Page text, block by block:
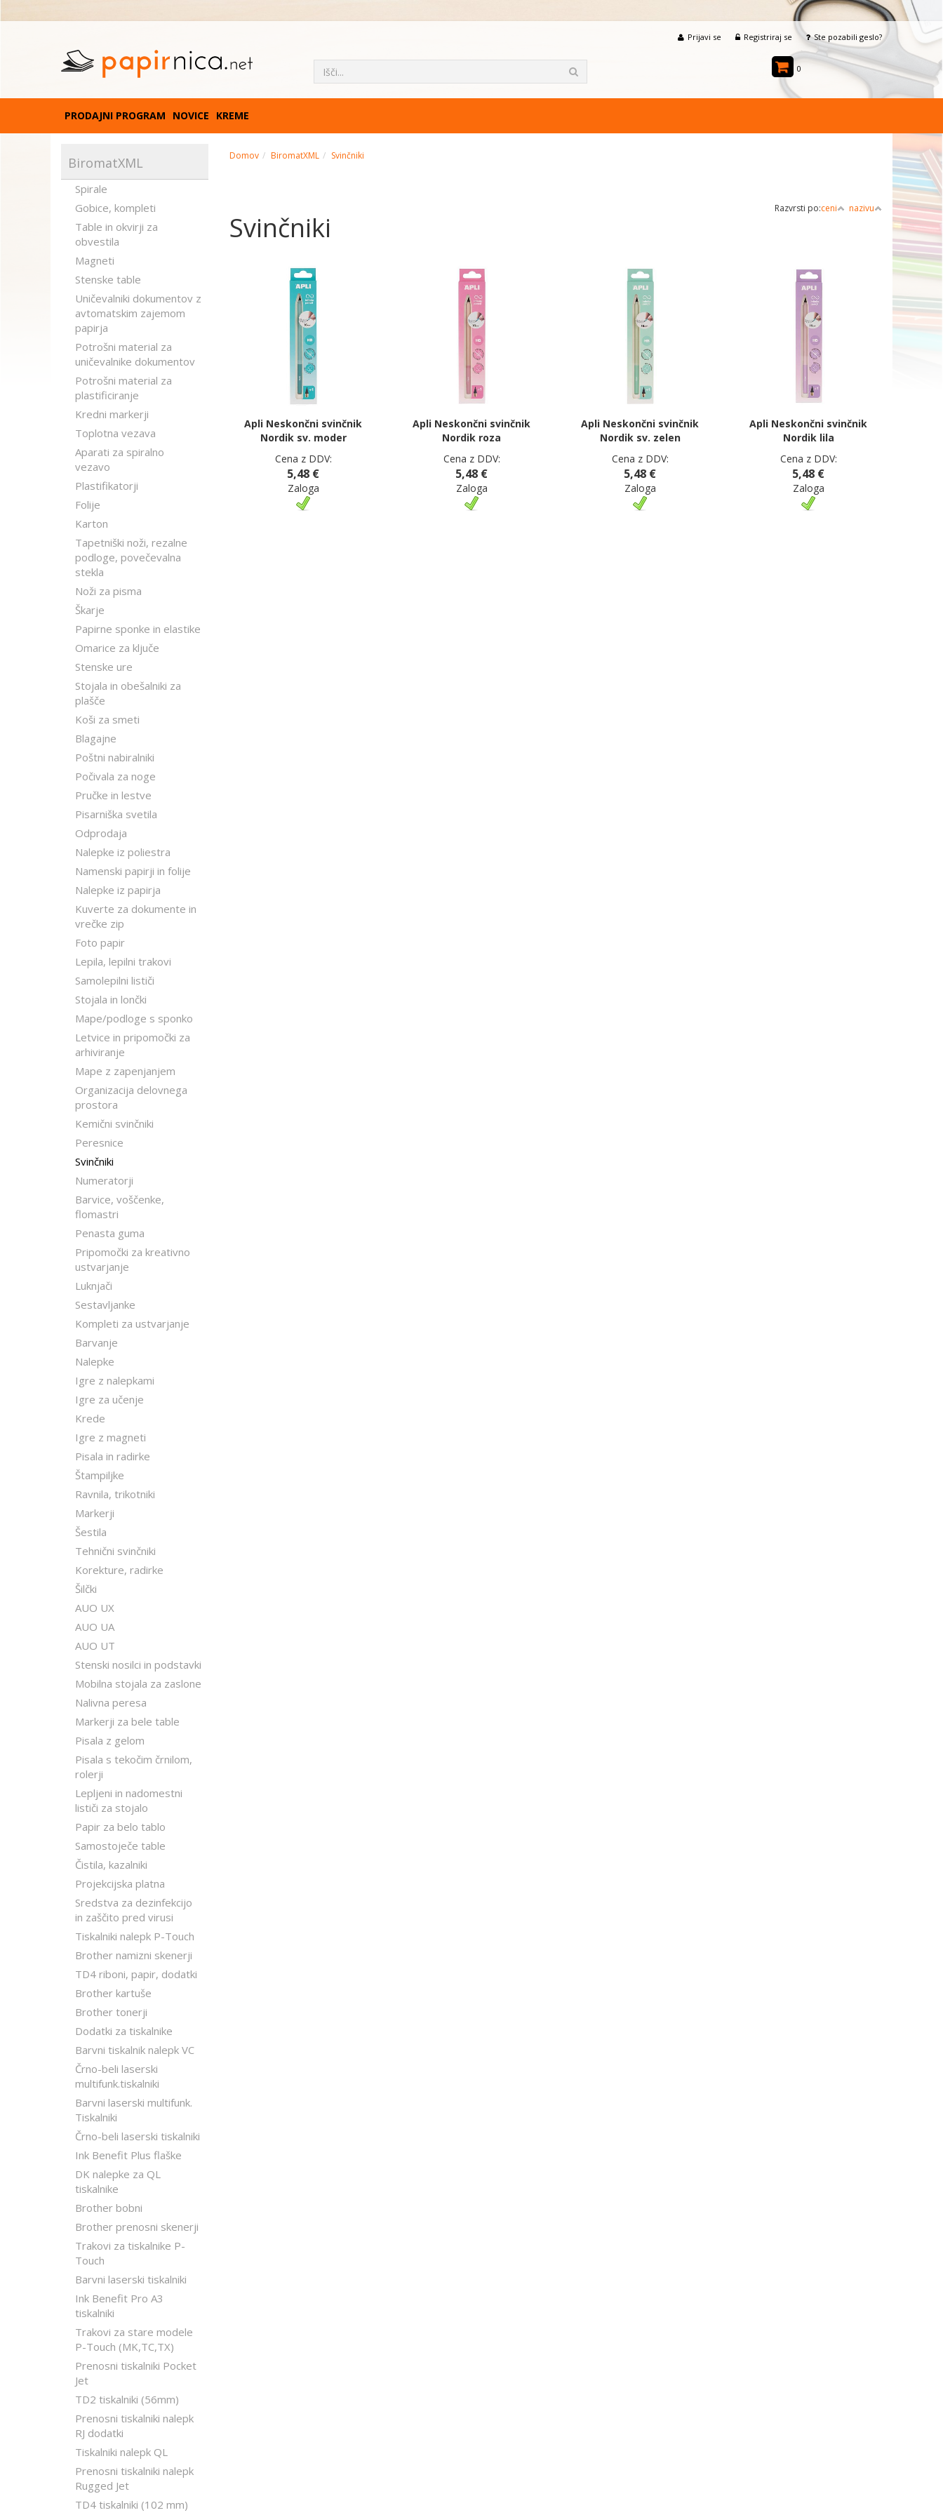
Prijavi se Registriraj se Ste pozabili geslo?
0
PRODAJNI PROGRAM NOVICE KREME
BiromatXML
Spirale
Gobice, kompleti
Table in okvirji za
obvestila
Magneti
Stenske table
Uničevalniki dokumentov z
avtomatskim zajemom
papirja
Potrošni material za
uničevalnike dokumentov
Potrošni material za
plastificiranje
Kredni markerji
Toplotna vezava
Aparati za spiralno
vezavo
Plastifikatorji
Folije
Karton
Tapetniški noži, rezalne
podloge, povečevalna
stekla
Noži za pisma
Škarje
Papirne sponke in elastike
Omarice za ključe
Stenske ure
Stojala in obešalniki za
plašče
Koši za smeti
Blagajne
Poštni nabiralniki
Počivala za noge
Pručke in lestve
Pisarniška svetila
Odprodaja
Nalepke iz poliestra
Namenski papirji in folije
Nalepke iz papirja
Kuverte za dokumente in
vrečke zip
Foto papir
Lepila, lepilni trakovi
Samolepilni lističi
Stojala in lončki
Mape/podloge s sponko
Letvice in pripomočki za
arhiviranje
Mape z zapenjanjem
Organizacija delovnega
prostora
Kemični svinčniki
Peresnice
Svinčniki
Numeratorji
Barvice, voščenke,
flomastri
Penasta guma
Pripomočki za kreativno
ustvarjanje
Luknjači
Sestavljanke
Kompleti za ustvarjanje
Barvanje
Nalepke
Igre z nalepkami
Igre za učenje
Krede
Igre z magneti
Pisala in radirke
Štampiljke
Ravnila, trikotniki
Markerji
Šestila
Tehnični svinčniki
Korekture, radirke
Šilčki
AUO UX
AUO UA
AUO UT
Stenski nosilci in podstavki
Mobilna stojala za zaslone
Nalivna peresa
Markerji za bele table
Pisala z gelom
Pisala s tekočim črnilom,
rolerji
Lepljeni in nadomestni
lističi za stojalo
Papir za belo tablo
Samostoječe table
Čistila, kazalniki
Projekcijska platna
Sredstva za dezinfekcijo
in zaščito pred virusi
Tiskalniki nalepk P-Touch
Brother namizni skenerji
TD4 riboni, papir, dodatki
Brother kartuše
Brother tonerji
Dodatki za tiskalnike
Barvni tiskalnik nalepk VC
Črno-beli laserski
multifunk.tiskalniki
Barvni laserski multifunk.
Tiskalniki
Črno-beli laserski tiskalniki
Ink Benefit Plus flaške
DK nalepke za QL
tiskalnike
Brother bobni
Brother prenosni skenerji
Trakovi za tiskalnike P-
Touch
Barvni laserski tiskalniki
Ink Benefit Pro A3
tiskalniki
Trakovi za stare modele
P-Touch (MK,TC,TX)
Prenosni tiskalniki Pocket
Jet
TD2 tiskalniki (56mm)
Prenosni tiskalniki nalepk
RJ dodatki
Tiskalniki nalepk QL
Prenosni tiskalniki nalepk
Rugged Jet
TD4 tiskalniki (102 mm)
Domov BiromatXML Svinčniki
Razvrsti po:ceni nazivu
Svinčniki
Apli Neskončni svinčnik
Nordik sv. moder
Cena z DDV:
5,48 €
Zaloga
Apli Neskončni svinčnik
Nordik roza
Cena z DDV:
5,48 €
Zaloga
Apli Neskončni svinčnik
Nordik sv. zelen
Cena z DDV:
5,48 €
Zaloga
Apli Neskončni svinčnik
Nordik lila
Cena z DDV:
5,48 €
Zaloga